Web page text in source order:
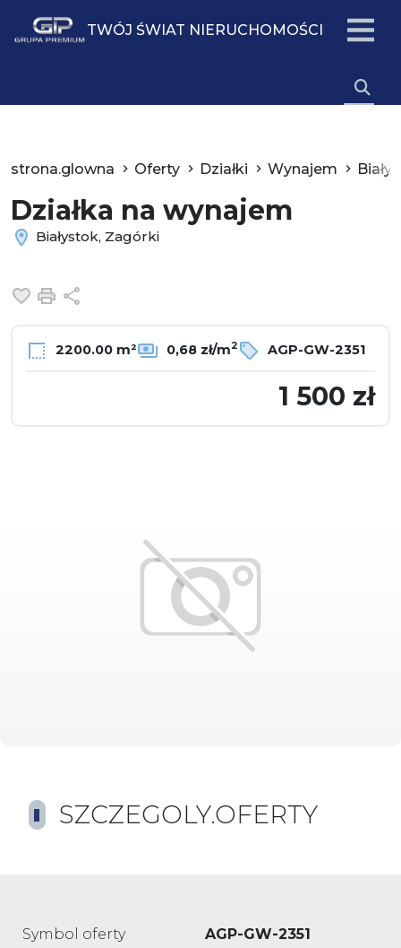
TWÓJ ŚWIAT NIERUCHOMOŚCI
strona.glowna Oferty Działki Wynajem
Działka na wynajem
Białystok, Zagórki
Dodaj do ulubionych
Drukuj
2200.00 m² 0,68 zł/m2 AGP-GW-2351
1 500 zł
SZCZEGOLY.OFERTY
Symbol oferty
AGP-GW-2351